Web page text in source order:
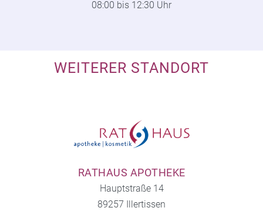
08:00 bis 12:30 Uhr
WEITERER STANDORT
RATHAUS APOTHEKE
Hauptstraße 14
89257 Illertissen